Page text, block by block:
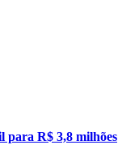
para R$ 3,8 milhões